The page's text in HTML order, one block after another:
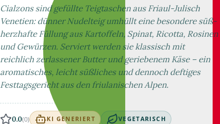
Cialzons sind gefüllte Teigtaschen aus Friaul-Julisch
Venetien: dünner Nudelteig umhüllt eine besondere süß-
herzhafte Füllung aus Kartoffeln, Spinat, Ricotta, Rosinen
und Gewürzen. Serviert werden sie klassisch mit
reichlich zerlassener Butter und geriebenem Käse – ein
aromatisches, leicht süßliches und dennoch deftiges
Festtagsgericht aus den friulanischen Alpen.
0.0(0) KI GENERIERT VEGETARISCH